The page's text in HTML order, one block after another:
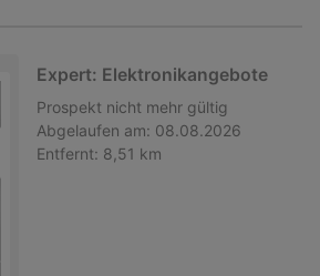
Expert: Elektronikangebote
Prospekt nicht mehr gültig
Abgelaufen am: 08.08.2026
Entfernt: 8,51 km